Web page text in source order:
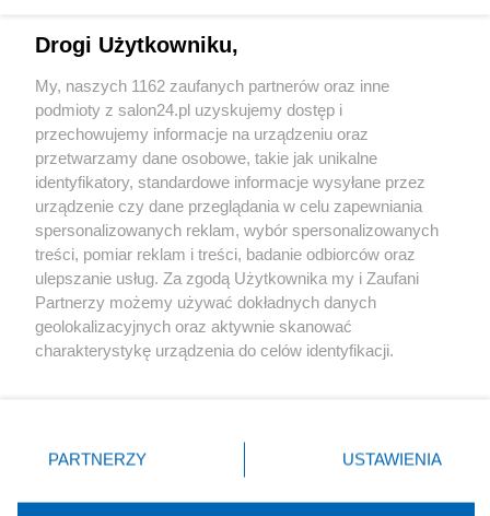
Sport
Społeczeństwo
Kultura
X Facebook Instagram Youtube
Drogi Użytkowniku,
My, naszych 1162 zaufanych partnerów oraz inne
podmioty z salon24.pl uzyskujemy dostęp i
przechowujemy informacje na urządzeniu oraz
przetwarzamy dane osobowe, takie jak unikalne
identyfikatory, standardowe informacje wysyłane przez
urządzenie czy dane przeglądania w celu zapewniania
spersonalizowanych reklam, wybór spersonalizowanych
treści, pomiar reklam i treści, badanie odbiorców oraz
ulepszanie usług. Za zgodą Użytkownika my i Zaufani
Partnerzy możemy używać dokładnych danych
geolokalizacyjnych oraz aktywnie skanować
charakterystykę urządzenia do celów identyfikacji.
zmienić/wycofać klikając przycisk ustawień prywatności
znajdujący się w lewym dolnym rogu strony
rodzaje przetwarzania danych nie wymagają zgody
PARTNERZY USTAWIENIA